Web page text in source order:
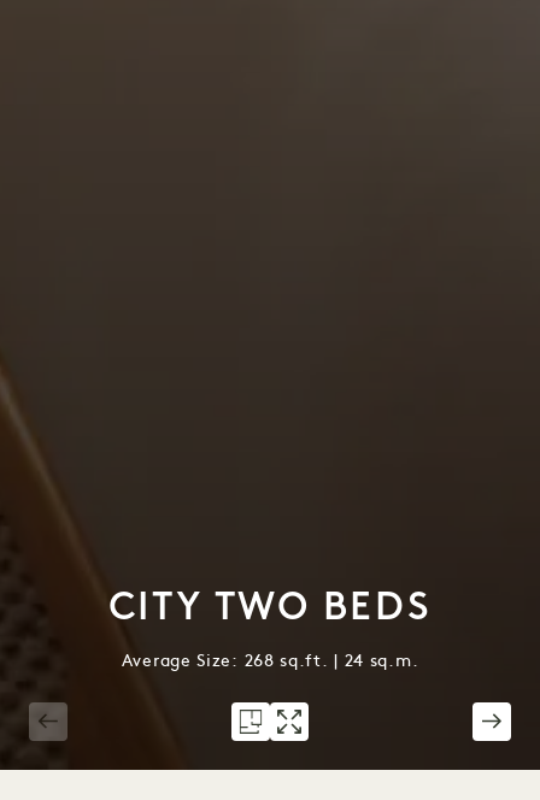
CITY TWO BEDS
Average Size: 268 sq.ft. | 24 sq.m.